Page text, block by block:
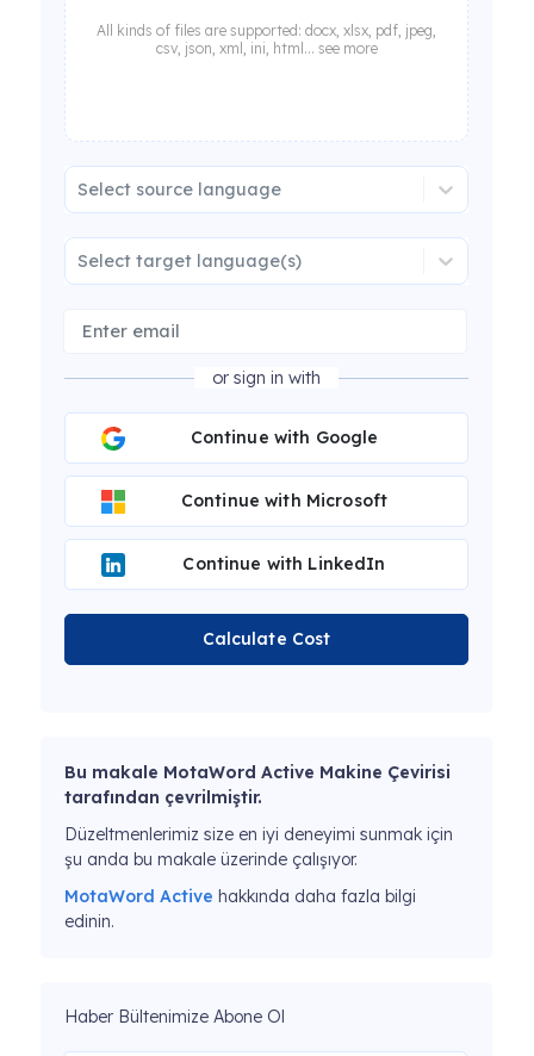
All kinds of files are supported: docx, xlsx, pdf, jpeg,
csv, json, xml, ini, html... see more
Select source language
Select target language(s)
or sign in with
Continue with Google
Continue with Microsoft
Continue with LinkedIn
Calculate Cost
Bu makale MotaWord Active Makine Çevirisi
tarafından çevrilmiştir.
Düzeltmenlerimiz size en iyi deneyimi sunmak için
şu anda bu makale üzerinde çalışıyor.
MotaWord Active hakkında daha fazla bilgi
edinin.
Haber Bültenimize Abone Ol